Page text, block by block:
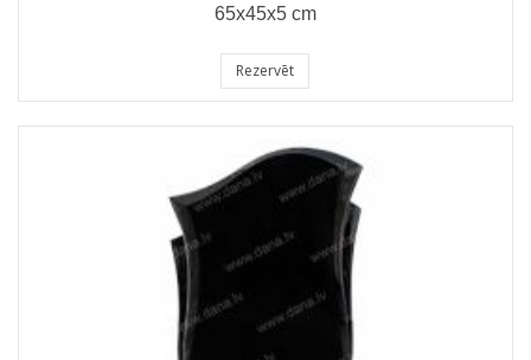
65x45x5 cm
Rezervēt